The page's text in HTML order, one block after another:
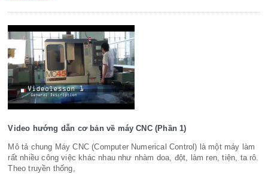
Video hướng dẫn cơ bản về máy CNC (Phần 1)
Mô tả chung Máy CNC (Computer Numerical Control) là một máy làm
rất nhiều công việc khác nhau như nhàm doa, đột, làm ren, tiện, ta rô.
Theo truyền thống,